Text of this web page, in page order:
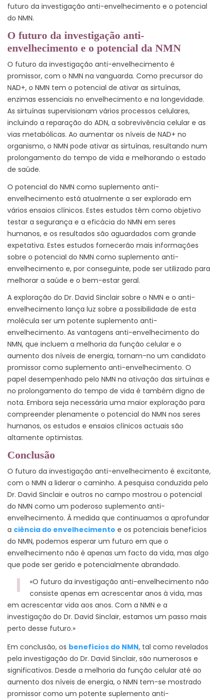
futuro da investigação anti-envelhecimento e o potencial
do NMN.
O futuro da investigação anti-
envelhecimento e o potencial da NMN
O futuro da investigação anti-envelhecimento é
promissor, com o NMN na vanguarda. Como precursor do
NAD+, o NMN tem o potencial de ativar as sirtuínas,
enzimas essenciais no envelhecimento e na longevidade.
As sirtuínas supervisionam vários processos celulares,
incluindo a reparação do ADN, a sobrevivência celular e as
vias metabólicas. Ao aumentar os níveis de NAD+ no
organismo, o NMN pode ativar as sirtuínas, resultando num
prolongamento do tempo de vida e melhorando o estado
de saúde.
O potencial do NMN como suplemento anti-
envelhecimento está atualmente a ser explorado em
vários ensaios clínicos. Estes estudos têm como objetivo
testar a segurança e a eficácia do NMN em seres
humanos, e os resultados são aguardados com grande
expetativa. Estes estudos fornecerão mais informações
sobre o potencial do NMN como suplemento anti-
envelhecimento e, por conseguinte, pode ser utilizado para
melhorar a saúde e o bem-estar geral.
A exploração do Dr. David Sinclair sobre o NMN e o anti-
envelhecimento lança luz sobre a possibilidade de esta
molécula ser um potente suplemento anti-
envelhecimento. As vantagens anti-envelhecimento do
NMN, que incluem a melhoria da função celular e o
aumento dos níveis de energia, tornam-no um candidato
promissor como suplemento anti-envelhecimento. O
papel desempenhado pelo NMN na ativação das sirtuínas e
no prolongamento do tempo de vida é também digno de
nota. Embora seja necessária uma maior exploração para
compreender plenamente o potencial do NMN nos seres
humanos, os estudos e ensaios clínicos actuais são
altamente optimistas.
Conclusão
O futuro da investigação anti-envelhecimento é excitante,
com o NMN a liderar o caminho. A pesquisa conduzida pelo
Dr. David Sinclair e outros no campo mostrou o potencial
do NMN como um poderoso suplemento anti-
envelhecimento. À medida que continuamos a aprofundar
a ciência do envelhecimento e os potenciais benefícios
do NMN, podemos esperar um futuro em que o
envelhecimento não é apenas um facto da vida, mas algo
que pode ser gerido e potencialmente abrandado.
«O futuro da investigação anti-envelhecimento não
consiste apenas em acrescentar anos à vida, mas
em acrescentar vida aos anos. Com a NMN e a
investigação do Dr. David Sinclair, estamos um passo mais
perto desse futuro.»
Em conclusão, os benefícios do NMN, tal como revelados
pela investigação do Dr. David Sinclair, são numerosos e
significativos. Desde a melhoria da função celular até ao
aumento dos níveis de energia, o NMN tem-se mostrado
promissor como um potente suplemento anti-